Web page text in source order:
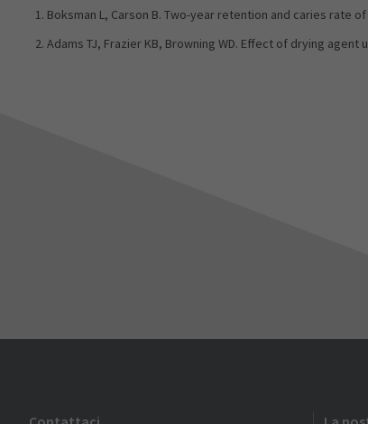
Boksman L, Carson B. Two-year retention and caries rate
Adams TJ, Frazier KB, Browning WD. Effect of drying